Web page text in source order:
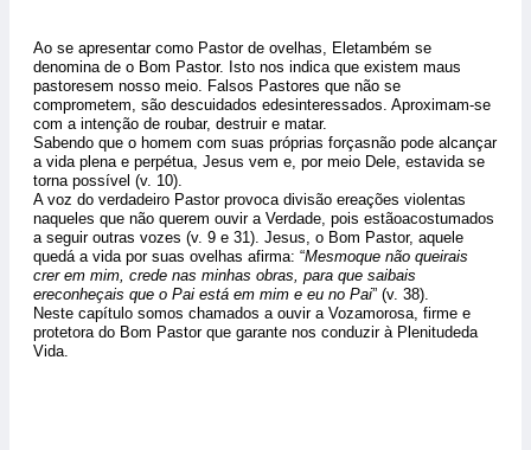
Ao se apresentar como Pastor de ovelhas, Eletambém se
denomina de o Bom Pastor. Isto nos indica que existem maus
pastoresem nosso meio. Falsos Pastores que não se
comprometem, são descuidados edesinteressados. Aproximam-se
com a intenção de roubar, destruir e matar.
Sabendo que o homem com suas próprias forçasnão pode alcançar
a vida plena e perpétua, Jesus vem e, por meio Dele, estavida se
torna possível (v. 10).
A voz do verdadeiro Pastor provoca divisão ereações violentas
naqueles que não querem ouvir a Verdade, pois estãoacostumados
a seguir outras vozes (v. 9 e 31). Jesus, o Bom Pastor, aquele
quedá a vida por suas ovelhas afirma: “Mesmoque não queirais
crer em mim, crede nas minhas obras, para que saibais
ereconheçais que o Pai está em mim e eu no Pai” (v. 38).
Neste capítulo somos chamados a ouvir a Vozamorosa, firme e
protetora do Bom Pastor que garante nos conduzir à Plenitudeda
Vida.